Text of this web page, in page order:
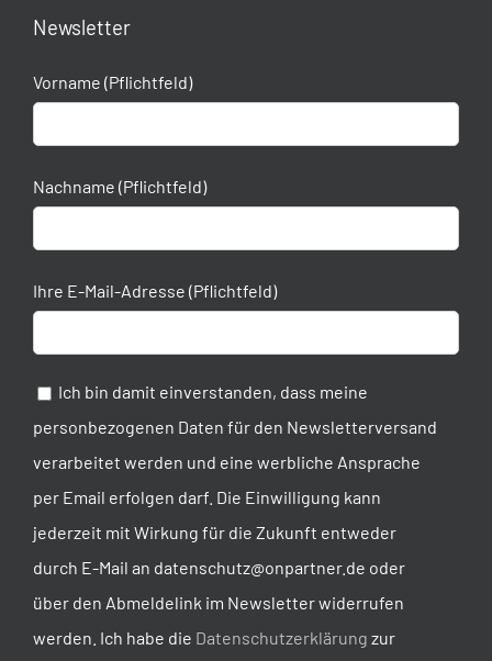
Newsletter
Vorname (Pflichtfeld)
Nachname (Pflichtfeld)
Ihre E-Mail-Adresse (Pflichtfeld)
Ich bin damit einverstanden, dass meine
personbezogenen Daten für den Newsletterversand
verarbeitet werden und eine werbliche Ansprache
per Email erfolgen darf. Die Einwilligung kann
jederzeit mit Wirkung für die Zukunft entweder
durch E-Mail an datenschutz@onpartner.de oder
über den Abmeldelink im Newsletter widerrufen
werden. Ich habe die Datenschutzerklärung zur